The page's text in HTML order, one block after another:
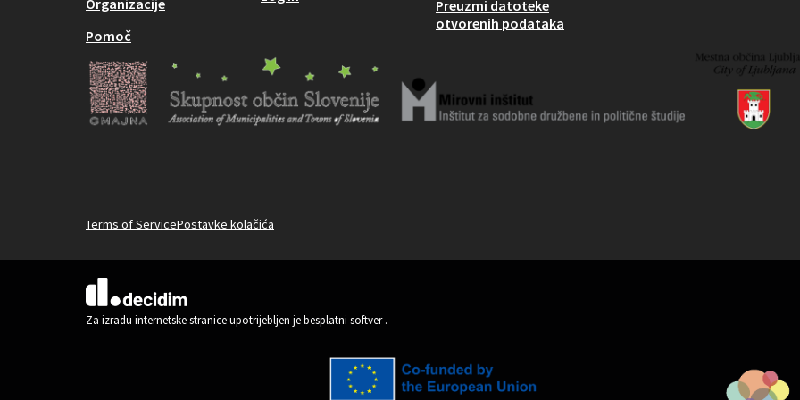
Organizacije
Pomoč
Preuzmi datoteke
otvorenih podataka
Terms of ServicePostavke kolačića
(Vanjska poveznica)
Za izradu internetske stranice upotrijebljen je besplatni softver.